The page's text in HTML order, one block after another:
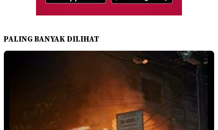
PALING BANYAK DILIHAT